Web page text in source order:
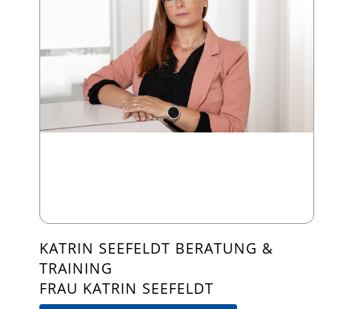
KATRIN SEEFELDT BERATUNG &
TRAINING
FRAU KATRIN SEEFELDT